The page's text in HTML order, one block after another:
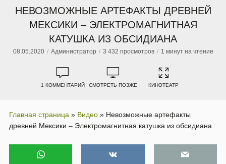
НЕВОЗМОЖНЫЕ АРТЕФАКТЫ ДРЕВНЕЙ
МЕКСИКИ – ЭЛЕКТРОМАГНИТНАЯ
КАТУШКА ИЗ ОБСИДИАНА
08.05.2020 Администратор 3 432 просмотров 1 минут на чтение
1 КОММЕНТАРИЙ СМОТРЕТЬ ПОЗЖЕ КИНОТЕАТР
Главная страница » Видео » Невозможные артефакты
древней Мексики – Электромагнитная катушка из обсидиана